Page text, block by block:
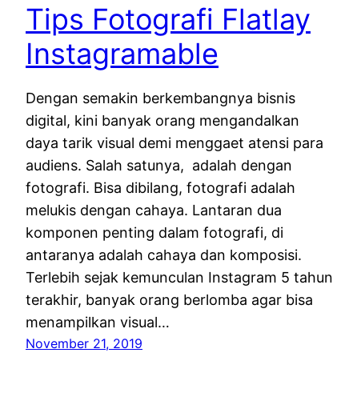
Tips Fotografi Flatlay
Instagramable
Dengan semakin berkembangnya bisnis
digital, kini banyak orang mengandalkan
daya tarik visual demi menggaet atensi para
audiens. Salah satunya, adalah dengan
fotografi. Bisa dibilang, fotografi adalah
melukis dengan cahaya. Lantaran dua
komponen penting dalam fotografi, di
antaranya adalah cahaya dan komposisi.
Terlebih sejak kemunculan Instagram 5 tahun
terakhir, banyak orang berlomba agar bisa
menampilkan visual…
November 21, 2019